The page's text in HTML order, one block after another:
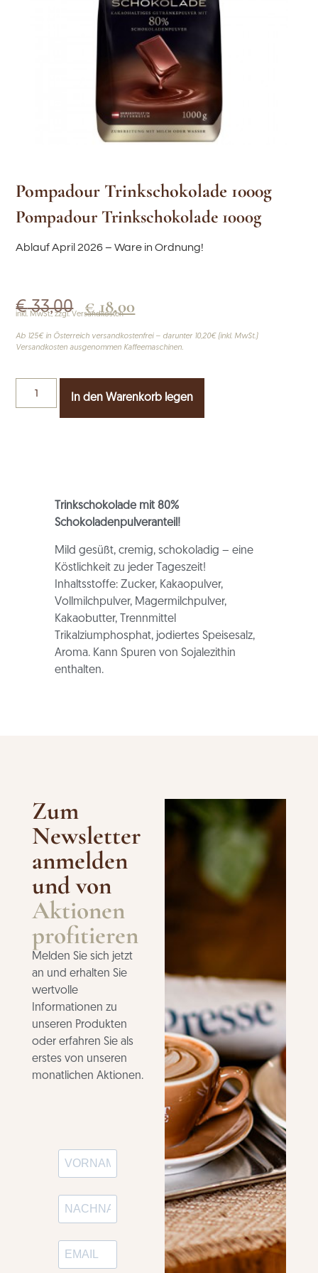
Pompadour Trinkschokolade 1000g
Pompadour Trinkschokolade 1000g
Ablauf April 2026 – Ware in Ordnung!
€33,00 €18,00
inkl. MwSt., zzgl. Versandkosten
Ab 125€ in Österreich versandkostenfrei – darunter 10,20€ (inkl. MwSt.)
Versandkosten ausgenommen Kaffeemaschinen.
In den Warenkorb legen
Trinkschokolade mit 80%
Schokoladenpulveranteil!
Mild gesüßt, cremig, schokoladig – eine
Köstlichkeit zu jeder Tageszeit!
Inhaltsstoffe: Zucker, Kakaopulver,
Vollmilchpulver, Magermilchpulver,
Kakaobutter, Trennmittel
Trikalziumphosphat, jodiertes Speisesalz,
Aroma. Kann Spuren von Sojalezithin
enthalten.
Zum
Newsletter
anmelden
und von
Aktionen
profitieren
Melden Sie sich jetzt
an und erhalten Sie
wertvolle
Informationen zu
unseren Produkten
oder erfahren Sie als
erstes von unseren
monatlichen Aktionen.